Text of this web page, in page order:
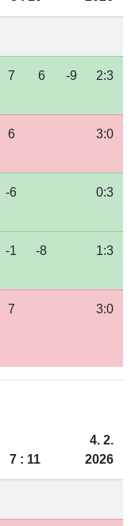
7 6 -9 2:3
6 3:0
-6 0:3
-1 -8 1:3
7 3:0
7 : 11
4. 2.
2026